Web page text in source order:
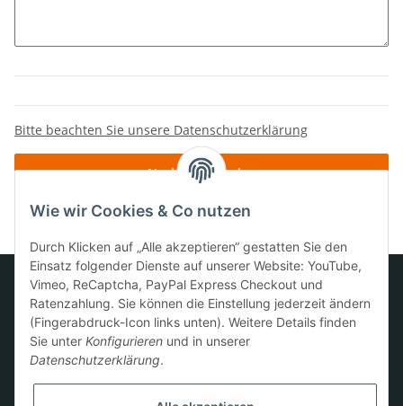
Bitte beachten Sie unsere Datenschutzerklärung
Nachricht senden
Informationen
Gesetzliche Informationen
Wie wir Cookies & Co nutzen
Durch Klicken auf „Alle akzeptieren“ gestatten Sie den
Einsatz folgender Dienste auf unserer Website: YouTube,
Vimeo, ReCaptcha, PayPal Express Checkout und
Ratenzahlung. Sie können die Einstellung jederzeit ändern
(Fingerabdruck-Icon links unten). Weitere Details finden
Sie unter Konfigurieren und in unserer
Datenschutzerklärung.